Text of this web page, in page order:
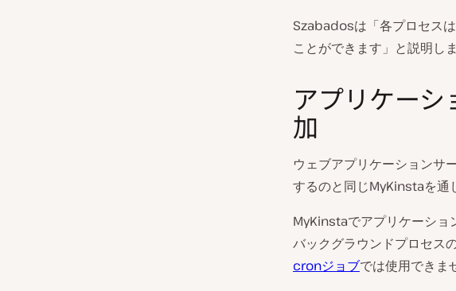
Szabadosは「各プロセス
ことができます」と説明しま
アプリケー
加
ウェブアプリケーションサ
するのと同じMyKinstaを通
MyKinstaでアプリケーショ
バックグラウンドプロセス
cronジョブでは使用できま